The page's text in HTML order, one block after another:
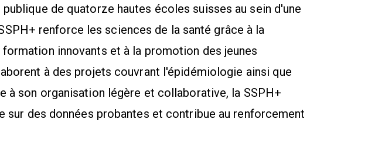
de quatorze hautes écoles suisses au sein d'une
renforce les sciences de la santé grâce à la
innovants et à la promotion des jeunes
à des projets couvrant l'épidémiologie ainsi que
à son organisation légère et collaborative, la SSPH+
des données probantes et contribue au renforcement